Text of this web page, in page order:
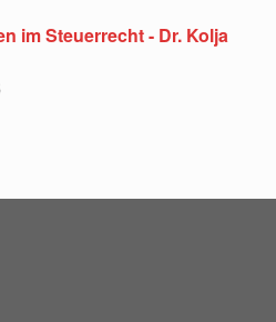
im Steuerrecht - Dr. Kolja